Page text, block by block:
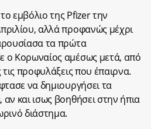
εμβόλιο της Pfizer την
αλλά προφανώς μέχρι
τα πρώτα
ο Κορωναίος αμέσως μετά, από
προφυλάξεις που έπαιρνα.
να δημιουργήσει τα
και ισως βοηθήσει στην ήπια
διάστημα.